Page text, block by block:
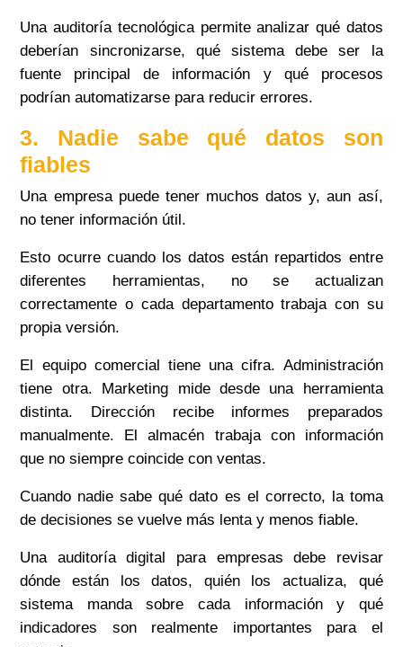
Una auditoría tecnológica permite analizar qué datos
deberían sincronizarse, qué sistema debe ser la
fuente principal de información y qué procesos
podrían automatizarse para reducir errores.
3. Nadie sabe qué datos son
fiables
Una empresa puede tener muchos datos y, aun así,
no tener información útil.
Esto ocurre cuando los datos están repartidos entre
diferentes herramientas, no se actualizan
correctamente o cada departamento trabaja con su
propia versión.
El equipo comercial tiene una cifra. Administración
tiene otra. Marketing mide desde una herramienta
distinta. Dirección recibe informes preparados
manualmente. El almacén trabaja con información
que no siempre coincide con ventas.
Cuando nadie sabe qué dato es el correcto, la toma
de decisiones se vuelve más lenta y menos fiable.
Una auditoría digital para empresas debe revisar
dónde están los datos, quién los actualiza, qué
sistema manda sobre cada información y qué
indicadores son realmente importantes para el